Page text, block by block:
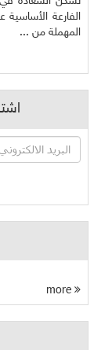
الفارعة
المهملة من ...